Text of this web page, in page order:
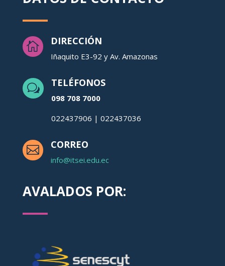
 DIRECCIÓN
Iñaquito E3-92 y Av. Amazonas
w TELÉFONOS
098 708 7000
022437906 | 022437036
 CORREO
info@itsei.edu.ec
AVALADOS POR: